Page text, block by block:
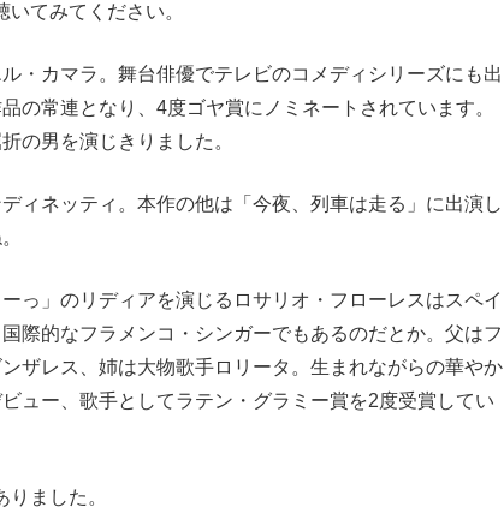
てみてください。
・カマラ。舞台俳優でテレビのコメディシリーズにも出
の常連となり、4度ゴヤ賞にノミネートされています。
の男を演じきりました。
ィネッティ。本作の他は「今夜、列車は走る」に出演し
っ」のリディアを演じるロサリオ・フローレスはスペイ
際的なフラメンコ・シンガーでもあるのだとか。父はフ
ザレス、姉は大物歌手ロリータ。生まれながらの華やか
ュー、歌手としてラテン・グラミー賞を2度受賞してい
ました。